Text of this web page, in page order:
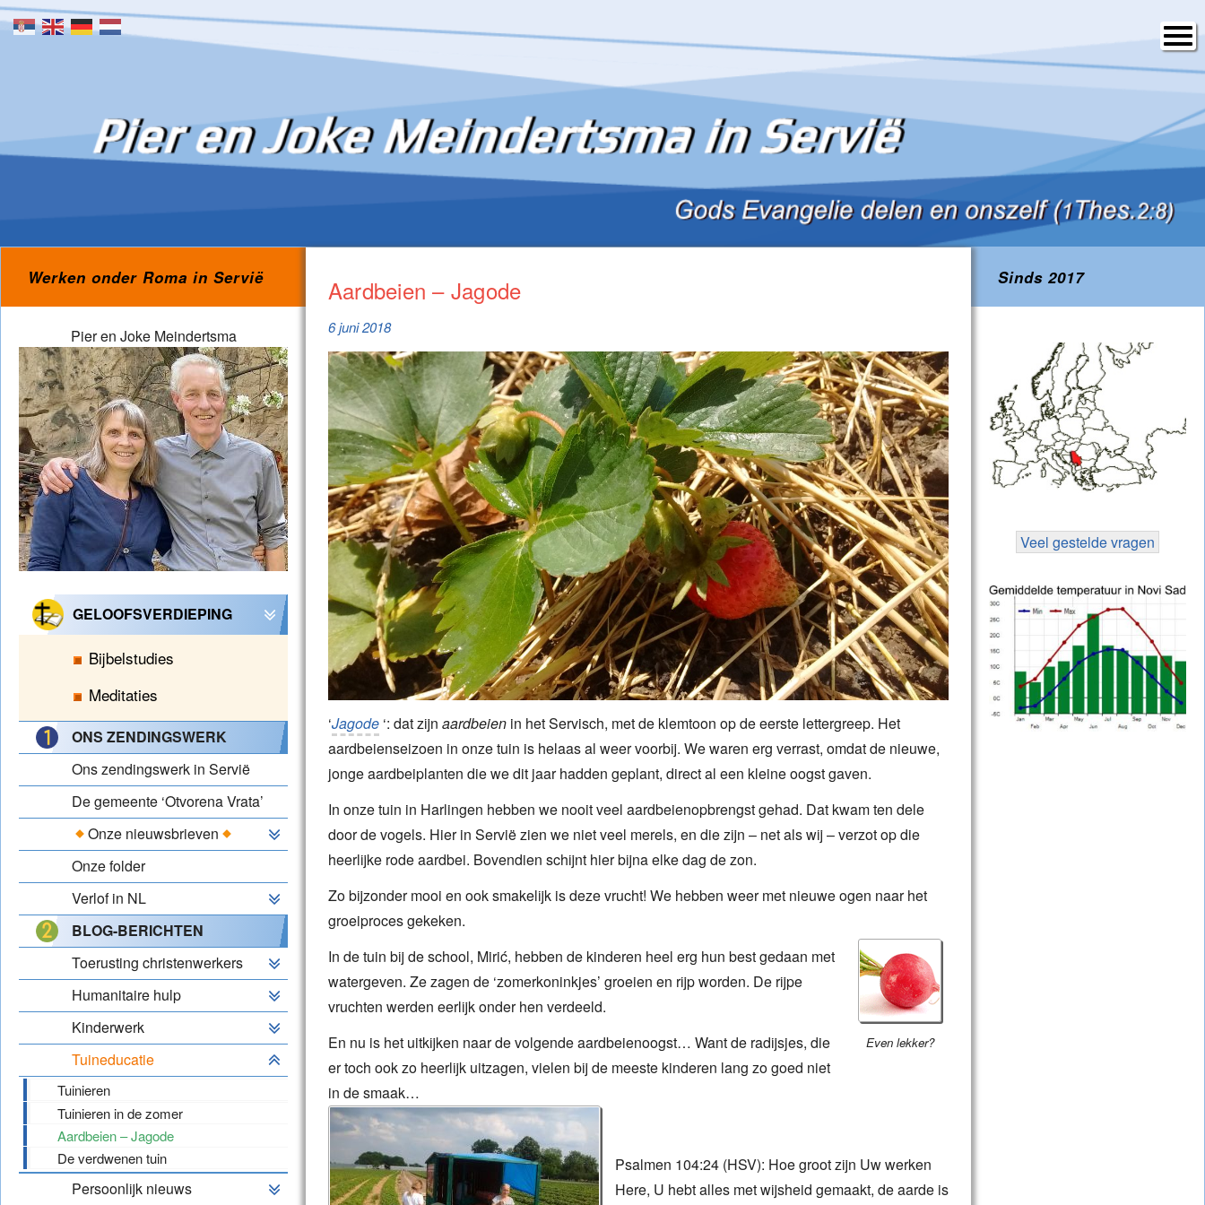
Skip to content
Aardbeien – Jagode
6 juni 2018
‘Jagode ‘: dat zijn aardbeien in het Servisch, met de klemtoon op de eerste lettergreep. Het
aardbeienseizoen in onze tuin is helaas al weer voorbij. We waren erg verrast, omdat de nieuwe,
jonge aardbeiplanten die we dit jaar hadden geplant, direct al een kleine oogst gaven.
In onze tuin in Harlingen hebben we nooit veel aardbeienopbrengst gehad. Dat kwam ten dele
door de vogels. Hier in Servië zien we niet veel merels, en die zijn – net als wij – verzot op die
heerlijke rode aardbei. Bovendien schijnt hier bijna elke dag de zon.
Zo bijzonder mooi en ook smakelijk is deze vrucht! We hebben weer met nieuwe ogen naar het
groeiproces gekeken.
Even lekker?
In de tuin bij de school, Mirić, hebben de kinderen heel erg hun best gedaan met
watergeven. Ze zagen de ‘zomerkoninkjes’ groeien en rijp worden. De rijpe
vruchten werden eerlijk onder hen verdeeld.
En nu is het uitkijken naar de volgende aardbeienoogst… Want de radijsjes, die
er toch ook zo heerlijk uitzagen, vielen bij de meeste kinderen lang zo goed niet
in de smaak…
Psalmen 104:24 (HSV): Hoe groot zijn Uw werken
Here, U hebt alles met wijsheid gemaakt, de aarde is
Werken onder Roma in Servië
Pier en Joke Meindertsma
GELOOFSVERDIEPING
Bijbelstudies
Meditaties
ONS ZENDINGSWERK
Ons zendingswerk in Servië
De gemeente ‘Otvorena Vrata’
Onze nieuwsbrieven
Onze folder
Verlof in NL
BLOG-BERICHTEN
Toerusting christenwerkers
Humanitaire hulp
Kinderwerk
Tuineducatie
Tuinieren
Tuinieren in de zomer
Aardbeien – Jagode
De verdwenen tuin
Persoonlijk nieuws
Sinds 2017
Veel gestelde vragen